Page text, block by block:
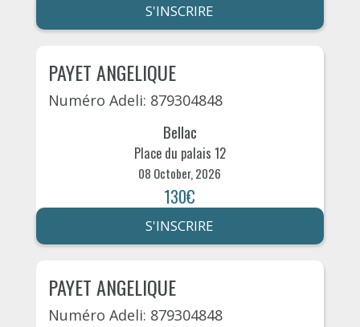
S'INSCRIRE
PAYET ANGELIQUE
Numéro Adeli: 879304848
Bellac
Place du palais 12
08 October, 2026
130€
S'INSCRIRE
PAYET ANGELIQUE
Numéro Adeli: 879304848